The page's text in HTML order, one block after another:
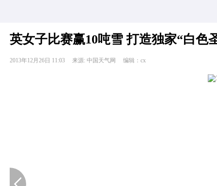
英女子比赛赢10吨雪 打造独家“白色
2013年12月26日 11:03 来源: 中国天气网 编辑：cx